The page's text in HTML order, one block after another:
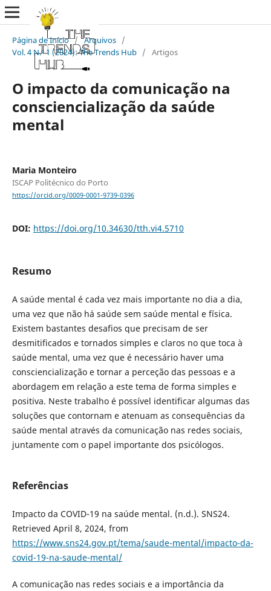
Página de Início / Arquivos /
Vol. 4 N.º 1 (2024): The Trends Hub / Artigos
O impacto da comunicação na
consciencialização da saúde
mental
Maria Monteiro
ISCAP Politécnico do Porto
https://orcid.org/0009-0001-9739-0396
DOI: https://doi.org/10.34630/tth.vi4.5710
Resumo
A saúde mental é cada vez mais importante no dia a dia,
uma vez que não há saúde sem saúde mental e física.
Existem bastantes desafios que precisam de ser
desmitificados e tornados simples e claros no que toca à
saúde mental, uma vez que é necessário haver uma
consciencialização e tornar a perceção das pessoas e a
abordagem em relação a este tema de forma simples e
positiva. Neste trabalho é possível identificar algumas das
soluções que contornam e atenuam as consequências da
saúde mental através da comunicação nas redes sociais,
juntamente com o papel importante dos psicólogos.
Referências
Impacto da COVID-19 na saúde mental. (n.d.). SNS24.
Retrieved April 8, 2024, from
https://www.sns24.gov.pt/tema/saude-mental/impacto-da-
covid-19-na-saude-mental/
A comunicação nas redes sociais e a importância da